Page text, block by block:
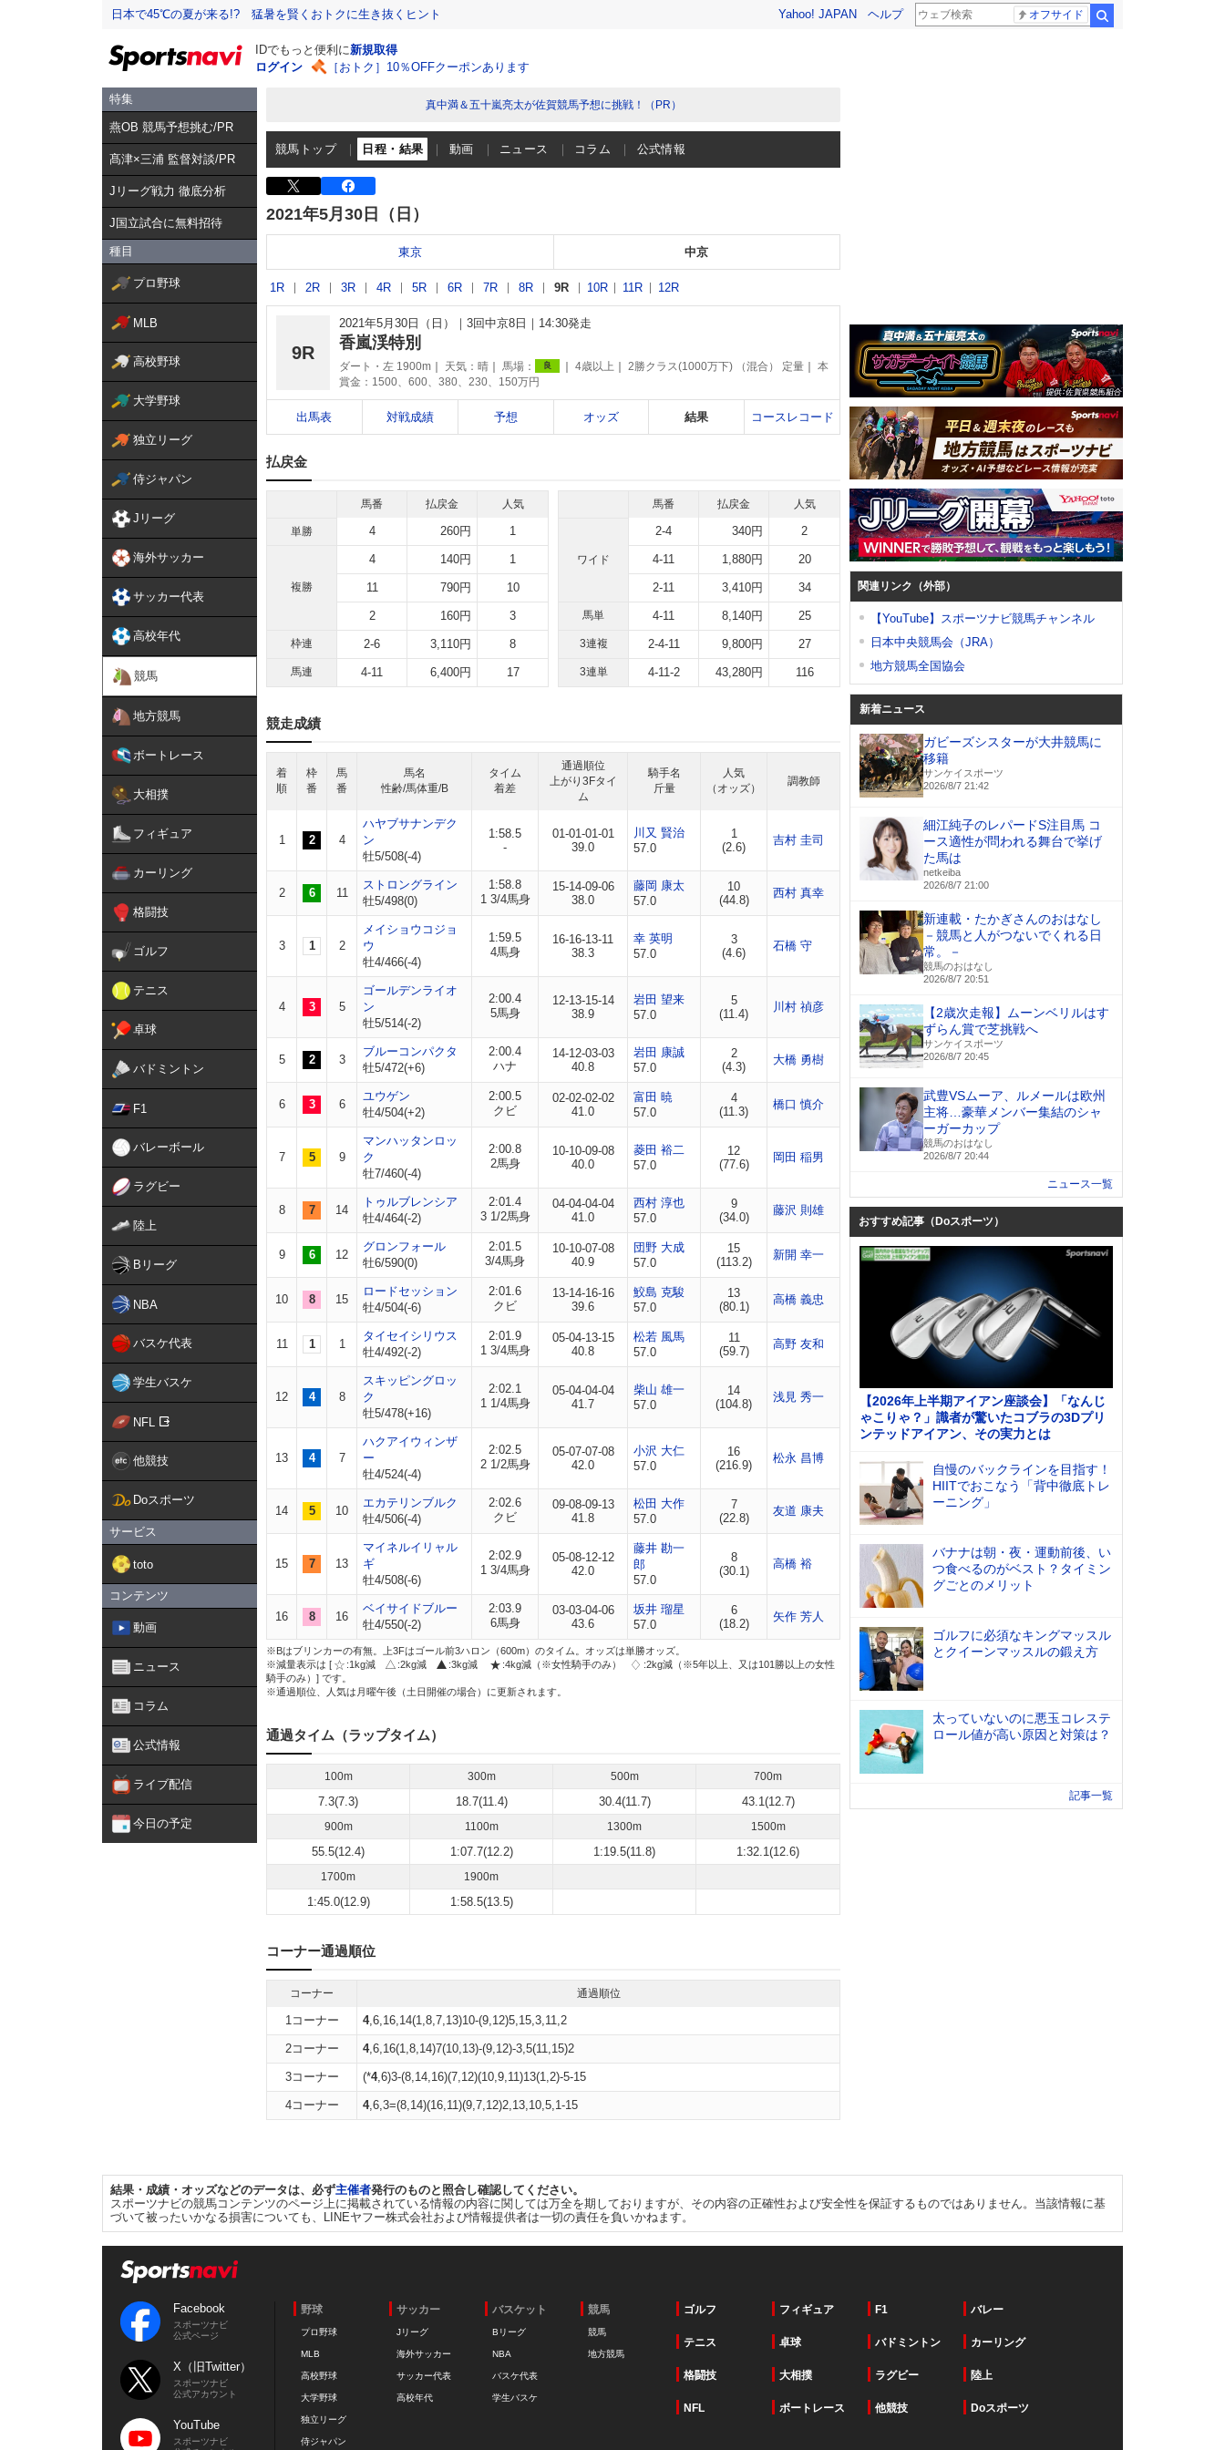
日本で45℃の夏が来る!? 猛暑を賢くおトクに生き抜くヒント Yahoo! JAPAN ヘルプ オフサイド
IDでもっと便利に新規取得
ログイン
［おトク］10％OFFクーポンあります
特集
燕OB 競馬予想挑む/PR
髙津×三浦 監督対談/PR
Jリーグ戦力 徹底分析
J国立試合に無料招待
種目
プロ野球
MLB
高校野球
大学野球
独立リーグ
侍ジャパン
Jリーグ
海外サッカー
サッカー代表
高校年代
競馬
地方競馬
ボートレース
大相撲
フィギュア
カーリング
格闘技
ゴルフ
テニス
卓球
バドミントン
F1
バレーボール
ラグビー
陸上
Bリーグ
NBA
バスケ代表
学生バスケ
NFL
他競技
Doスポーツ
サービス
toto
コンテンツ
動画
ニュース
コラム
公式情報
ライブ配信
今日の予定
真中満＆五十嵐亮太が佐賀競馬予想に挑戦！（PR）
競馬トップ 日程・結果 動画 ニュース コラム 公式情報
2021年5月30日（日）
東京 中京
1R 2R 3R 4R 5R 6R 7R 8R 9R 10R 11R 12R
9R
2021年5月30日（日） 3回中京8日 14:30発走
香嵐渓特別
ダート・左 1900m 天気： 晴 馬場： 良 4歳以上 2勝クラス(1000万下) （混合） 定量
本
賞金：1500、600、380、230、150万円
出馬表 対戦成績 予想 オッズ 結果 コースレコード
払戻金
馬番 払戻金 人気
単勝 4 260円 1
複勝
4 140円 1
11 790円 10
2 160円 3
枠連 2-6 3,110円 8
馬連 4-11 6,400円 17
馬番 払戻金 人気
ワイド
2-4 340円 2
4-11 1,880円 20
2-11 3,410円 34
馬単 4-11 8,140円 25
3連複 2-4-11 9,800円 27
3連単 4-11-2 43,280円 116
競走成績
着
順
枠
番
馬
番
馬名
性齢/馬体重/B
タイム
着差
通過順位
上がり3Fタイ
ム
騎手名
斤量
人気
（オッズ）
調教師
1 2 4
ハヤブサナンデク
ン
牡5/508(-4)
1:58.5
-
01-01-01-01
39.0
川又 賢治
57.0
1
(2.6)
吉村 圭司
2 6 11
ストロングライン
牡5/498(0)
1:58.8
1 3/4馬身
15-14-09-06
38.0
藤岡 康太
57.0
10
(44.8)
西村 真幸
3 1 2
メイショウコジョ
ウ
牡4/466(-4)
1:59.5
4馬身
16-16-13-11
38.3
幸 英明
57.0
3
(4.6)
石橋 守
4 3 5
ゴールデンライオ
ン
牡5/514(-2)
2:00.4
5馬身
12-13-15-14
38.9
岩田 望来
57.0
5
(11.4)
川村 禎彦
5 2 3
ブルーコンパクタ
牡5/472(+6)
2:00.4
ハナ
14-12-03-03
40.8
岩田 康誠
57.0
2
(4.3)
大橋 勇樹
6 3 6
ユウゲン
牡4/504(+2)
2:00.5
クビ
02-02-02-02
41.0
富田 暁
57.0
4
(11.3)
橋口 慎介
7 5 9
マンハッタンロッ
ク
牡7/460(-4)
2:00.8
2馬身
10-10-09-08
40.0
菱田 裕二
57.0
12
(77.6)
岡田 稲男
8 7 14
トゥルブレンシア
牡4/464(-2)
2:01.4
3 1/2馬身
04-04-04-04
41.0
西村 淳也
57.0
9
(34.0)
藤沢 則雄
9 6 12
グロンフォール
牡6/590(0)
2:01.5
3/4馬身
10-10-07-08
40.9
団野 大成
57.0
15
(113.2)
新開 幸一
10 8 15
ロードセッション
牡4/504(-6)
2:01.6
クビ
13-14-16-16
39.6
鮫島 克駿
57.0
13
(80.1)
高橋 義忠
11 1 1
タイセイシリウス
牡4/492(-2)
2:01.9
1 3/4馬身
05-04-13-15
40.8
松若 風馬
57.0
11
(59.7)
高野 友和
12 4 8
スキッピングロッ
ク
牡5/478(+16)
2:02.1
1 1/4馬身
05-04-04-04
41.7
柴山 雄一
57.0
14
(104.8)
浅見 秀一
13 4 7
ハクアイウィンザ
ー
牡4/524(-4)
2:02.5
2 1/2馬身
05-07-07-08
42.0
小沢 大仁
57.0
16
(216.9)
松永 昌博
14 5 10
エカテリンブルク
牡4/506(-4)
2:02.6
クビ
09-08-09-13
41.8
松田 大作
57.0
7
(22.8)
友道 康夫
15 7 13
マイネルイリャル
ギ
牡4/508(-6)
2:02.9
1 3/4馬身
05-08-12-12
42.0
藤井 勘一
郎
57.0
8
(30.1)
高橋 裕
16 8 16
ベイサイドブルー
牡4/550(-2)
2:03.9
6馬身
03-03-04-06
43.6
坂井 瑠星
57.0
6
(18.2)
矢作 芳人
※Bはブリンカーの有無。上3Fはゴール前3ハロン（600m）のタイム。オッズは単勝オッズ。
※減量表示は [
:1kg減 :2kg減 :3kg減 :4kg減（※女性騎手のみ）
:2kg減（※5年以上、又は101勝以上の女性
騎手のみ）] です。
※通過順位、人気は月曜午後（土日開催の場合）に更新されます。
通過タイム（ラップタイム）
100m 300m 500m 700m
7.3(7.3) 18.7(11.4) 30.4(11.7) 43.1(12.7)
900m 1100m 1300m 1500m
55.5(12.4) 1:07.7(12.2) 1:19.5(11.8) 1:32.1(12.6)
1700m 1900m
1:45.0(12.9) 1:58.5(13.5)
コーナー通過順位
コーナー 通過順位
1コーナー 4,6,16,14(1,8,7,13)10-(9,12)5,15,3,11,2
2コーナー 4,6,16(1,8,14)7(10,13)-(9,12)-3,5(11,15)2
3コーナー (*4,6)3-(8,14,16)(7,12)(10,9,11)13(1,2)-5-15
4コーナー 4,6,3=(8,14)(16,11)(9,7,12)2,13,10,5,1-15
関連リンク（外部）
【YouTube】スポーツナビ競馬チャンネル
日本中央競馬会（JRA）
地方競馬全国協会
新着ニュース
ガビーズシスターが大井競馬に
移籍
サンケイスポーツ
2026/8/7 21:42
細江純子のレパードS注目馬 コ
ース適性が問われる舞台で挙げ
た馬は
netkeiba
2026/8/7 21:00
新連載・たかぎさんのおはなし
－競馬と人がつないでくれる日
常。－
競馬のおはなし
2026/8/7 20:51
【2歳次走報】ムーンベリルはす
ずらん賞で芝挑戦へ
サンケイスポーツ
2026/8/7 20:45
武豊VSムーア、ルメールは欧州
主将…豪華メンバー集結のシャ
ーガーカップ
競馬のおはなし
2026/8/7 20:44
ニュース一覧
おすすめ記事（Doスポーツ）
【2026年上半期アイアン座談会】「なんじ
ゃこりゃ？」識者が驚いたコブラの3Dプリ
ンテッドアイアン、その実力とは
自慢のバックラインを目指す！
HIITでおこなう「背中徹底トレ
ーニング」
バナナは朝・夜・運動前後、い
つ食べるのがベスト？タイミン
グごとのメリット
ゴルフに必須なキングマッスル
とクイーンマッスルの鍛え方
太っていないのに悪玉コレステ
ロール値が高い原因と対策は？
記事一覧
結果・成績・オッズなどのデータは、必ず主催者発行のものと照合し確認してください。
スポーツナビの競馬コンテンツのページ上に掲載されている情報の内容に関しては万全を期しておりますが、その内容の正確性および安全性を保証するものではありません。当該情報に基
づいて被ったいかなる損害についても、LINEヤフー株式会社および情報提供者は一切の責任を負いかねます。
Facebook
スポーツナビ
公式ページ
X（旧Twitter）
スポーツナビ
公式アカウント
YouTube
スポーツナビ
野球
プロ野球
MLB
高校野球
大学野球
独立リーグ
侍ジャパン
サッカー
Jリーグ
海外サッカー
サッカー代表
高校年代
バスケット
Bリーグ
NBA
バスケ代表
学生バスケ
競馬
競馬
地方競馬
ゴルフ フィギュア F1 バレー
テニス 卓球 バドミントン カーリング
格闘技 大相撲 ラグビー 陸上
NFL ボートレース 他競技 Doスポーツ